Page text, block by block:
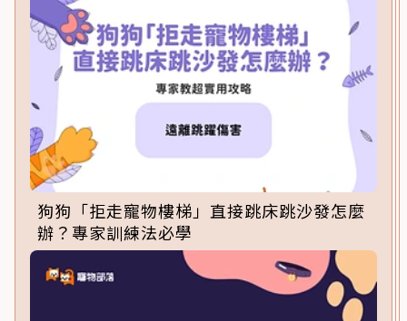
狗狗「拒走寵物樓梯」直接跳床跳沙發怎麼
辦？專家訓練法必學